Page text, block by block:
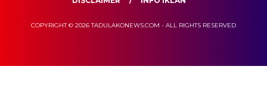
COPYRIGHT © 2026 TADULAKONEWS.COM - ALL RIGHTS RESERVED